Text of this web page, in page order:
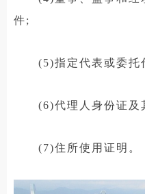
件;
(5)指定代表或委托
(6)代理人身份证及
(7)住所使用证明。